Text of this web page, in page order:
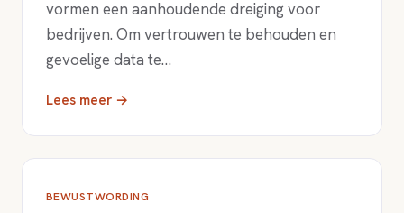
vormen een aanhoudende dreiging voor
bedrijven. Om vertrouwen te behouden en
gevoelige data te…
Lees meer →
BEWUSTWORDING